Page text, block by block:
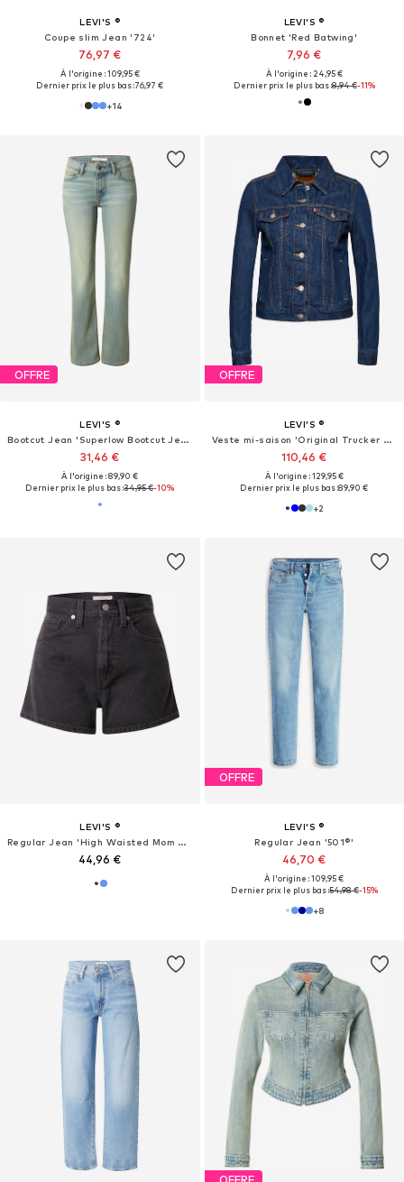
LEVI'S ®
Coupe slim Jean '724'
76,97 €
À l'origine : 109,95 €
Dernier prix le plus bas :76,97 €
+14
LEVI'S ®
Bonnet 'Red Batwing'
7,96 €
À l'origine : 24,95 €
Dernier prix le plus bas :8,94 €-11%
OFFRE
LEVI'S ®
Bootcut Jean 'Superlow Bootcut Jeans'
31,46 €
À l'origine : 89,90 €
Dernier prix le plus bas :34,95 €-10%
OFFRE
LEVI'S ®
Veste mi-saison 'Original Trucker Jacket'
110,46 €
À l'origine : 129,95 €
Dernier prix le plus bas :89,90 €
+2
LEVI'S ®
Regular Jean 'High Waisted Mom Short'
44,96 €
OFFRE
LEVI'S ®
Regular Jean '501®'
46,70 €
À l'origine : 109,95 €
Dernier prix le plus bas :54,98 €-15%
+8